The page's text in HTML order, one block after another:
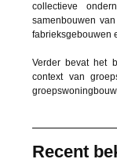
collectieve
samenbouwen
fabrieksgebouwen
Verder bevat het
context van
Recent